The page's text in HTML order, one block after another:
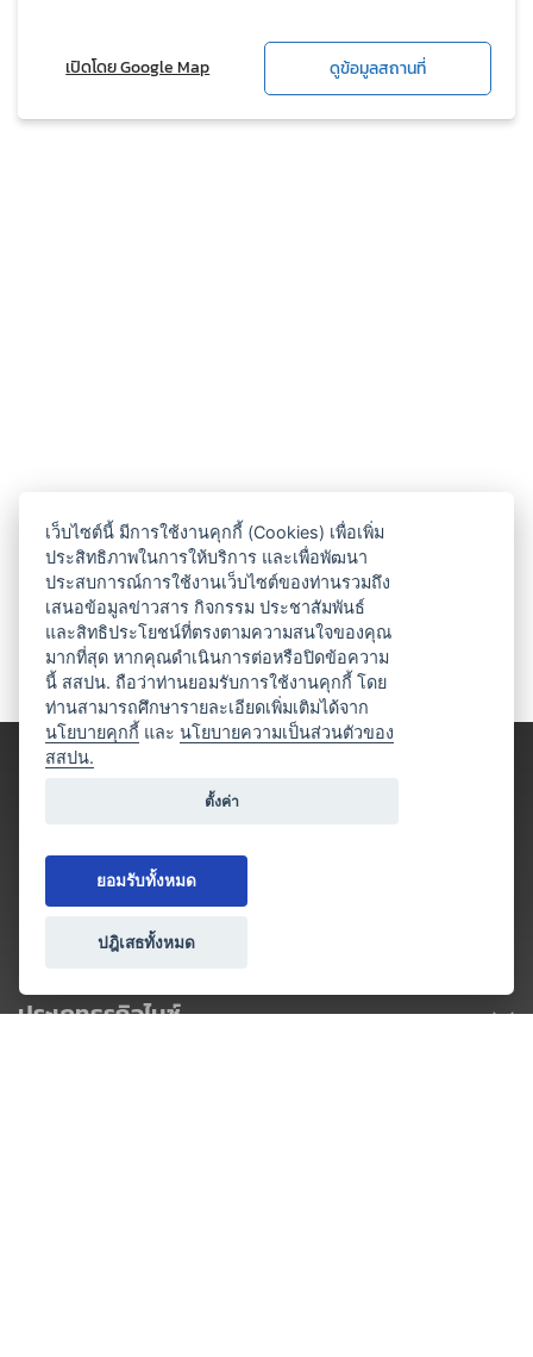
เปิดโดย Google Map ดูข้อมูลสถานที่
ประเภทธุรกิจไมซ์
เว็บไซต์นี้ มีการใช้งานคุกกี้ (Cookies) เพื่อเพิ่ม
ประสิทธิภาพในการให้บริการ และเพื่อพัฒนา
ประสบการณ์การใช้งานเว็บไซต์ของท่านรวมถึง
เสนอข้อมูลข่าวสาร กิจกรรม ประชาสัมพันธ์
และสิทธิประโยชน์ที่ตรงตามความสนใจของคุณ
มากที่สุด หากคุณดำเนินการต่อหรือปิดข้อความ
นี้ สสปน. ถือว่าท่านยอมรับการใช้งานคุกกี้ โดย
ท่านสามารถศึกษารายละเอียดเพิ่มเติมได้จาก
นโยบายคุกกี้ และนโยบายความเป็นส่วนตัวของ
สสปน.
ตั้งค่า
ยอมรับทั้งหมด
ปฎิเสธทั้งหมด